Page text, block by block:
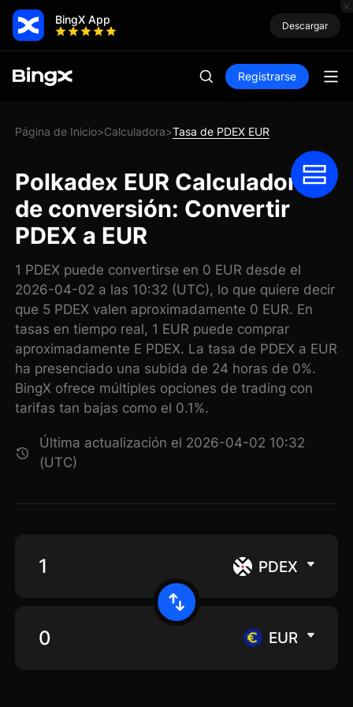
BingX App Descargar
Registrarse
Página de Inicio>Calculadora>Tasa de PDEX EUR
Polkadex EUR Calculadora
de conversión: Convertir
PDEX a EUR
1 PDEX puede convertirse en 0 EUR desde el
2026-04-02 a las 10:32 (UTC), lo que quiere decir
que 5 PDEX valen aproximadamente 0 EUR. En
tasas en tiempo real, 1 EUR puede comprar
aproximadamente E PDEX. La tasa de PDEX a EUR
ha presenciado una subida de 24 horas de 0%.
BingX ofrece múltiples opciones de trading con
tarifas tan bajas como el 0.1%.
Última actualización el 2026-04-02 10:32
(UTC)
PDEX
EUR